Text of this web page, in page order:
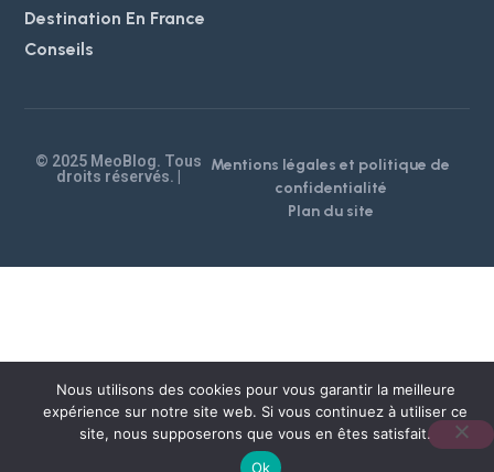
Destination En France
Conseils
© 2025 MeoBlog. Tous
droits réservés. |
Mentions légales et politique de
confidentialité
Plan du site
Nous utilisons des cookies pour vous garantir la meilleure
expérience sur notre site web. Si vous continuez à utiliser ce
site, nous supposerons que vous en êtes satisfait.
Ok